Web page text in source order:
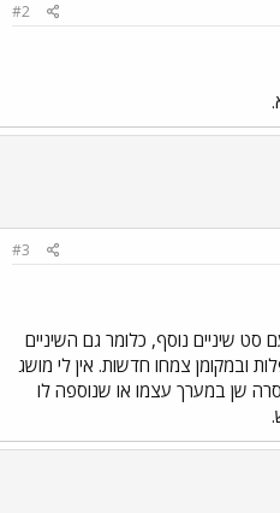
#2
#3
שיניים נוסף, כלומר גם השיניים
ובמקומן צמחו חדשות. אין לי מושג
שן במערך עצמו או שנוספה לו